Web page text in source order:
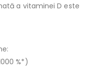
a vitaminei D este
%*)